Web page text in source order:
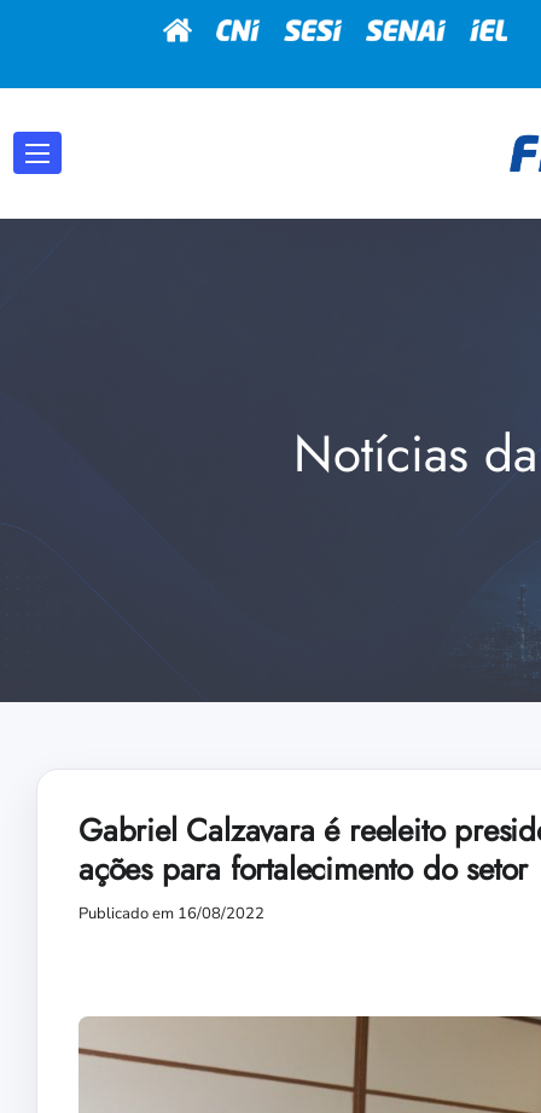
Notícias
Gabriel Calzavara é reeleito
ações para fortalecimento do setor
Publicado em 16/08/2022